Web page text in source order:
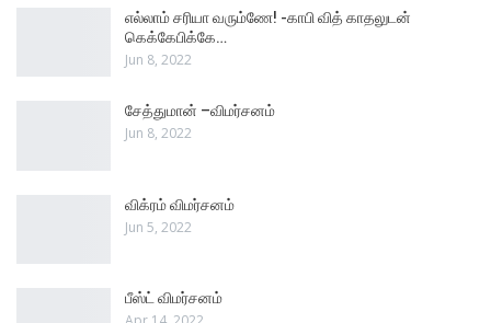
எல்லாம் சரியா வரும்ணே! -காபி வித் காதலுடன்
கெக்கேபிக்கே…
Jun 8, 2022
சேத்துமான் –விமர்சனம்
Jun 8, 2022
விக்ரம் விமர்சனம்
Jun 5, 2022
பீஸ்ட் விமர்சனம்